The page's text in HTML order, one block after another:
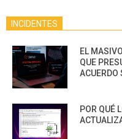
INCIDENTES
EL
QUE
ACUERDO
POR QUÉ